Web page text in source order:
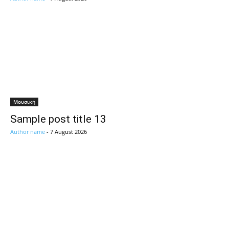
Μουσική
Sample post title 13
Author name - 7 August 2026